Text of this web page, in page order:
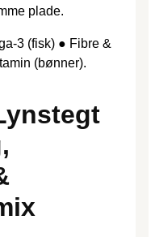
plade.
3 (fisk) ● Fibre &
(bønner).